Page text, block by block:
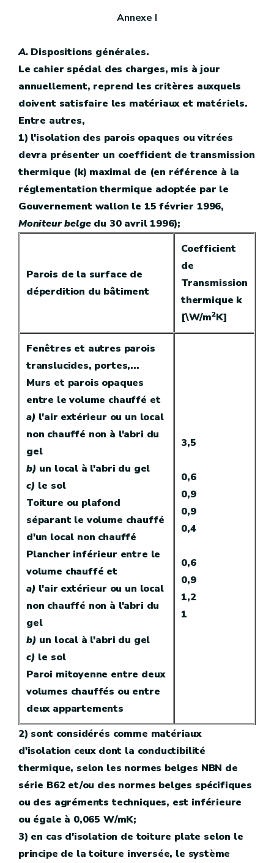
Annexe I
A.Dispositions générales.
Le cahier spécial des charges, mis à jour
annuellement, reprend les critères auxquels
doivent satisfaire les matériaux et matériels.
Entre autres,
1) l'isolation des parois opaques ou vitrées
devra présenter un coefficient de transmission
thermique (k) maximal de (en référence à la
réglementation thermique adoptée par le
Gouvernement wallon le 15 février 1996,
Moniteur belgedu 30 avril 1996);
Parois de la surface de
déperdition du bâtiment
Coefficient
de
Transmission
thermique k
[\W/m2K]
Fenêtres et autres parois
translucides, portes,...
Murs et parois opaques
entre le volume chauffé et
a) l'air extérieur ou un local
non chauffé non à l'abri du
gel
b) un local à l'abri du gel
c) le sol
Toiture ou plafond
séparant le volume chauffé
d'un local non chauffé
Plancher inférieur entre le
volume chauffé et
a) l'air extérieur ou un local
non chauffé non à l'abri du
gel
b) un local à l'abri du gel
c) le sol
Paroi mitoyenne entre deux
volumes chauffés ou entre
deux appartements
3,5
0,6
0,9
0,9
0,4
0,6
0,9
1,2
1
2) sont considérés comme matériaux
d'isolation ceux dont la conductibilité
thermique, selon les normes belges NBN de
série B62 et/ou des normes belges spécifiques
ou des agréments techniques, est inférieure
ou égale à 0,065 W/mK;
3) en cas d'isolation de toiture plate selon le
principe de la toiture inversée, le système